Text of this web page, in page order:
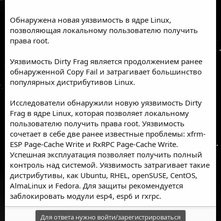
Обнаружена новая уязвимость в ядре Linux,
позволяющая локальному пользователю получить
права root.
Уязвимость Dirty Frag является продолжением ранее
обнаруженной Copy Fail и затрагивает большинство
популярных дистрибутивов Linux.
Исследователи обнаружили новую уязвимость Dirty
Frag в ядре Linux, которая позволяет локальному
пользователю получить права root. Уязвимость
сочетает в себе две ранее известные проблемы: xfrm-
ESP Page-Cache Write и RxRPC Page-Cache Write.
Успешная эксплуатация позволяет получить полный
контроль над системой. Уязвимость затрагивает такие
дистрибутивы, как Ubuntu, RHEL, openSUSE, CentOS,
AlmaLinux и Fedora. Для защиты рекомендуется
заблокировать модули esp4, esp6 и rxrpc.
Для ответа нужно войти/зарегистрироваться